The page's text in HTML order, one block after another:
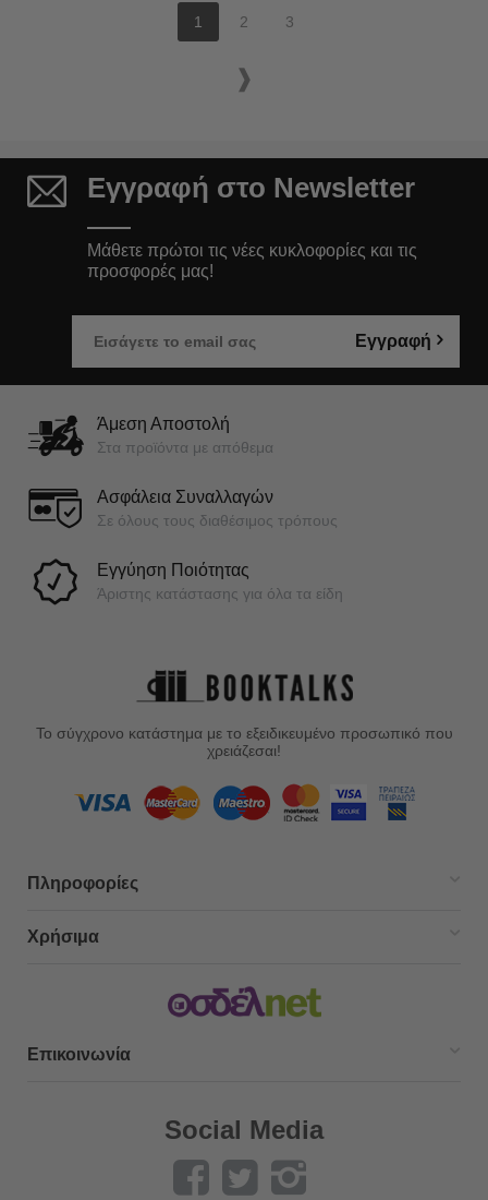
1 2 3
Εγγραφή στο Newsletter
Μάθετε πρώτοι τις νέες κυκλοφορίες και τις
προσφορές μας!
Εγγραφή
Άμεση Αποστολή
Στα προϊόντα με απόθεμα
Ασφάλεια Συναλλαγών
Σε όλους τους διαθέσιμος τρόπους
Εγγύηση Ποιότητας
Άριστης κατάστασης για όλα τα είδη
Το σύγχρονο κατάστημα με το εξειδικευμένο προσωπικό που
χρειάζεσαι!
Πληροφορίες
Χρήσιμα
Επικοινωνία
Social Media